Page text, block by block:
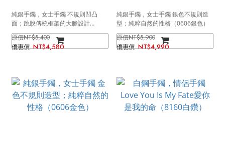
純銀手鐲，女士手鐲 不規則凹凸
面；跳脫傳統框架的大膽設計
（0607金色）
NT$5,400
NT$4,580
純銀手鐲，女士手鐲 銀色不規則造
型；純粹自然的性格（0606銀色）
NT$5,900
NT$4,990